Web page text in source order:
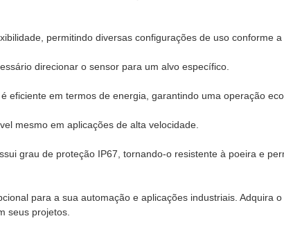
permitindo diversas configurações de uso conforme
direcionar o sensor para um alvo específico.
em termos de energia, garantindo uma operação
mesmo em aplicações de alta velocidade.
grau de proteção IP67, tornando-o resistente à poeira e
para a sua automação e aplicações industriais. Adquira
seus projetos.